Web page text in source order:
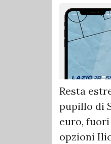
Resta
pupillo di
euro,
opzioni